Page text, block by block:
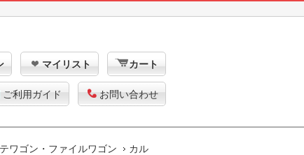
マイリスト カート
ご利用ガイド お問い合わせ
ワゴン・ファイルワゴン
カル